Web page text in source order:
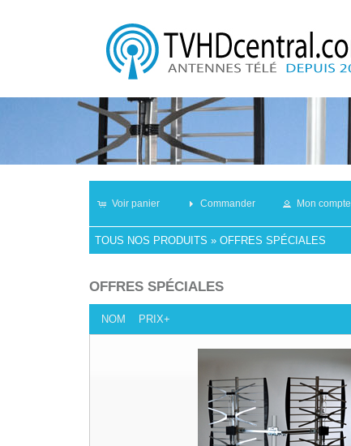
Voir panier Commander Mon compte
TOUS NOS PRODUITS »OFFRES SPÉCIALES
OFFRES SPÉCIALES
NOM PRIX+